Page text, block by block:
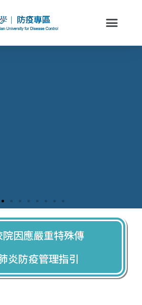
院因應嚴重特殊傳
炎防疫管理指引